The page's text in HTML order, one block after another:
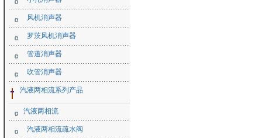
风机消声器
罗茨风机消声器
管道消声器
吹管消声器
汽液两相流系列产品
汽液两相流
汽液两相流疏水阀